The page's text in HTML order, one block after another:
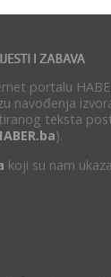
portalu
navođenja
teksta
).
koji su nam